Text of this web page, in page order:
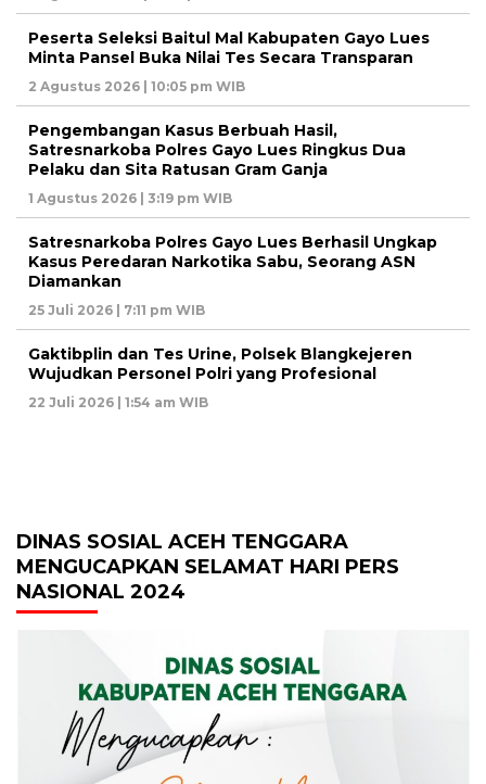
Peserta Seleksi Baitul Mal Kabupaten Gayo Lues
Minta Pansel Buka Nilai Tes Secara Transparan
2 Agustus 2026 | 10:05 pm WIB
Pengembangan Kasus Berbuah Hasil,
Satresnarkoba Polres Gayo Lues Ringkus Dua
Pelaku dan Sita Ratusan Gram Ganja
1 Agustus 2026 | 3:19 pm WIB
Satresnarkoba Polres Gayo Lues Berhasil Ungkap
Kasus Peredaran Narkotika Sabu, Seorang ASN
Diamankan
25 Juli 2026 | 7:11 pm WIB
Gaktibplin dan Tes Urine, Polsek Blangkejeren
Wujudkan Personel Polri yang Profesional
22 Juli 2026 | 1:54 am WIB
DINAS SOSIAL ACEH TENGGARA
MENGUCAPKAN SELAMAT HARI PERS
NASIONAL 2024